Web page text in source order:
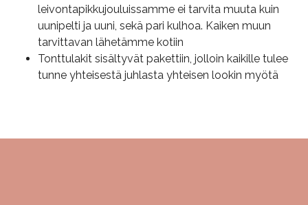
leivontapikkujouluissamme ei tarvita muuta kuin
uunipelti ja uuni, sekä pari kulhoa. Kaiken muun
tarvittavan lähetämme kotiin
Tonttulakit sisältyvät pakettiin, jolloin kaikille tulee
tunne yhteisestä juhlasta yhteisen lookin myötä